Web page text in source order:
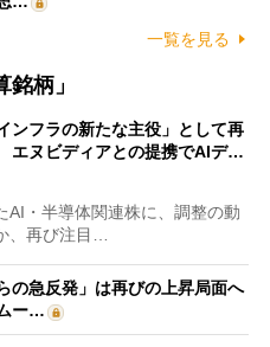
一覧を見る
柄」
ンフラの新たな主役」として再
エヌビディアとの提携でAIデ…
・半導体関連株に、調整の動
、再び注目…
の急反発」は再びの上昇局面へ
ー…